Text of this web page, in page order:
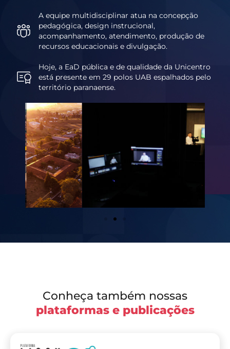
A equipe multidisciplinar atua na concepção
pedagógica, design instrucional,
acompanhamento, atendimento, produção de
recursos educacionais e divulgação.
Hoje, a EaD pública e de qualidade da Unicentro
está presente em 29 polos UAB espalhados pelo
território paranaense.
Conheça também nossas
plataformas e publicações